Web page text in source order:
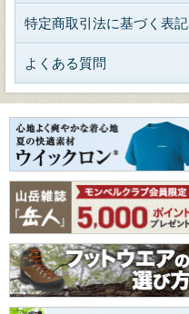
特定商取引法に基づく表記
よくある質問